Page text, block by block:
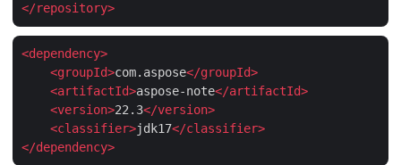
</repository>
<dependency>
<groupId>com.aspose</groupId>
<artifactId>aspose-note</artifactId>
<version>22.3</version>
<classifier>jdk17</classifier>
</dependency>